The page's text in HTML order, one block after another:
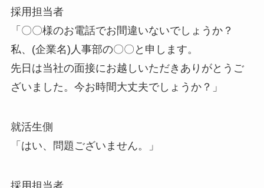
採用担当者
「〇〇様のお電話でお間違いないでしょうか？
私、(企業名)人事部の〇〇と申します。
先日は当社の面接にお越しいただきありがとうご
ざいました。今お時間大丈夫でしょうか？」
就活生側
「はい、問題ございません。」
採用担当者